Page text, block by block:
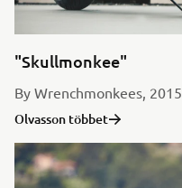
"Skullmonkee"
By Wrenchmonkees, 2015
Olvasson többet